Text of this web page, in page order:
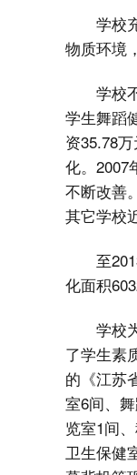
学校
物质环境
学校
学生舞蹈
资35.78
化。2007
不断改善
其它学校
至
化面积
学校
了学生素
的《江苏
室6间、
览室1间
卫生保健